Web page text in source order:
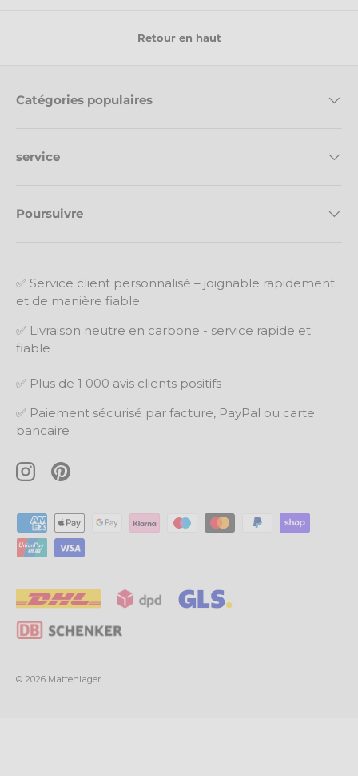
Retour en haut
Catégories populaires
service
Poursuivre
✅ Service client personnalisé – joignable rapidement
et de manière fiable
✅ Livraison neutre en carbone - service rapide et
fiable
✅ Plus de 1 000 avis clients positifs
✅ Paiement sécurisé par facture, PayPal ou carte
bancaire
InstagramPinterest
Moyens de paiement acceptés
Versandpartner
© 2026 Mattenlager.